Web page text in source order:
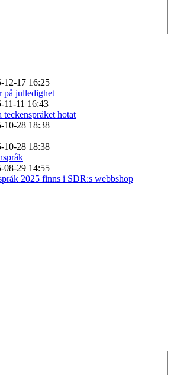
12-17 16:25
på julledighet
11-11 16:43
teckenspråket hotat
10-28 18:38
10-28 18:38
08-29 14:55
2025 finns i SDR:s webbshop